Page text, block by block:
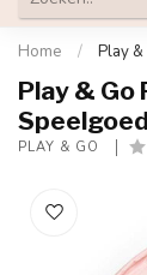
Home / Play
Play & Go
PLAY & GO